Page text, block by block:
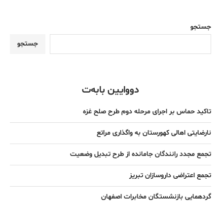
جستجو
جستجو
دووایین بابەت
تاکید حماس بر اجرای مرحله دوم طرح صلح غزه
نارضایتی اهالی کهورستان به واگذاری مراتع
تجمع مجدد رانندگان جامانده از طرح تبدیل وضعیت
تجمع اعتراضی داروسازان تبریز
گردهمایی بازنشستگان مخابرات اصفهان